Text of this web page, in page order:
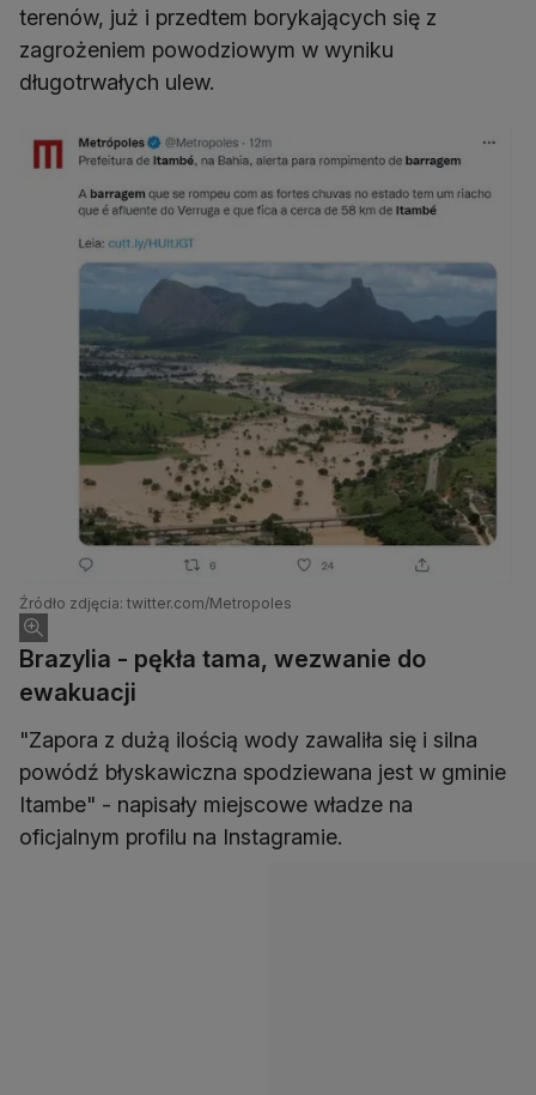
terenów, już i przedtem borykających się z
zagrożeniem powodziowym w wyniku
długotrwałych ulew.
Źródło zdjęcia: twitter.com/Metropoles
Brazylia - pękła tama, wezwanie do
ewakuacji
"Zapora z dużą ilością wody zawaliła się i silna
powódź błyskawiczna spodziewana jest w gminie
Itambe" - napisały miejscowe władze na
oficjalnym profilu na Instagramie.